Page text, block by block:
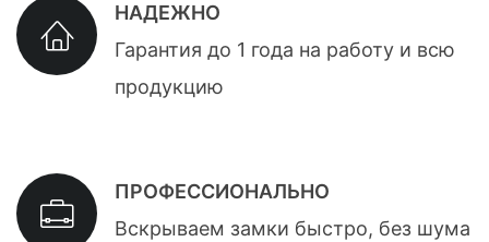
НАДЕЖНО
Гарантия до 1 года на работу и всю
продукцию
ПРОФЕССИОНАЛЬНО
Вскрываем замки быстро, без шума